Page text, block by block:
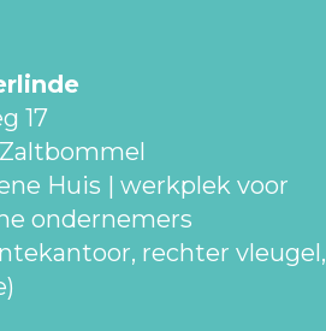
17
Zaltbommel
Huis | werkplek voor
ondernemers
rechter vleugel,